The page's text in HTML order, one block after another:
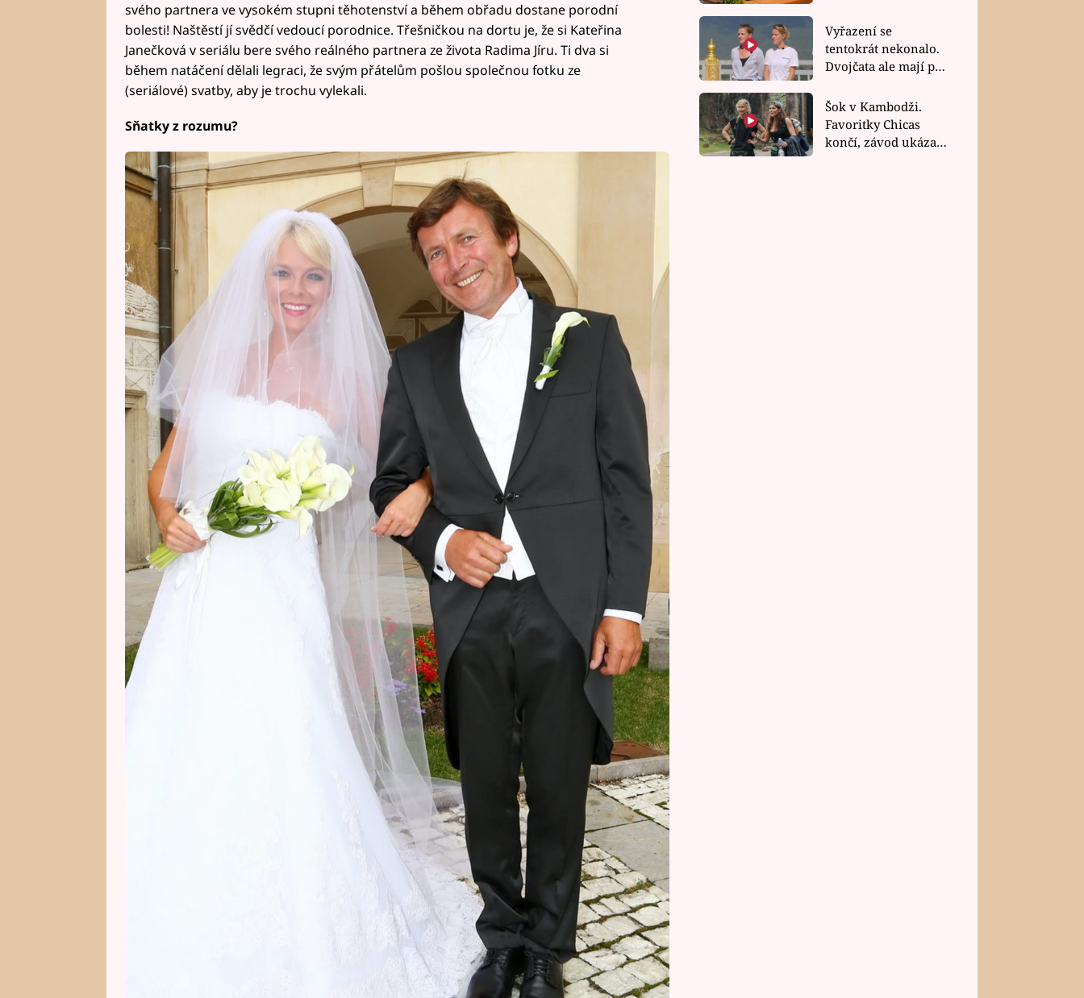
svého partnera ve vysokém stupni těhotenství a během obřadu dostane porodní
bolesti! Naštěstí jí svědčí vedoucí porodnice. Třešničkou na dortu je, že si Kateřina
Janečková v seriálu bere svého reálného partnera ze života Radima Jíru. Ti dva si
během natáčení dělali legraci, že svým přátelům pošlou společnou fotku ze
(seriálové) svatby, aby je trochu vylekali.
Sňatky z rozumu?
rychlé recepty
Vyřazení se
tentokrát nekonalo.
Dvojčata ale mají po
závodu nůž na krku
Šok v Kambodži.
Favoritky Chicas
končí, závod ukázal